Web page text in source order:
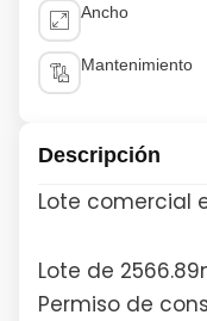
Ancho
Mantenimiento
Descripción
Lote comercial
Lote de
Permiso de